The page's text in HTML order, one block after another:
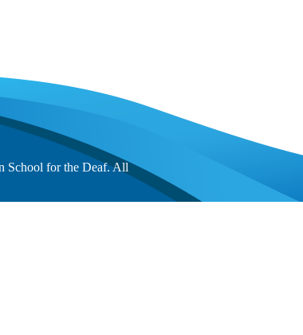
School for the Deaf. All